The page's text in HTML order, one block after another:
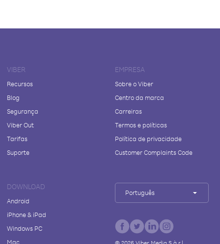
VIBER
Recursos
Blog
Segurança
Viber Out
Tarifas
Suporte
EMPRESA
Sobre o Viber
Centro da marca
Carreiras
Termos e políticas
Política de privacidade
Customer Complaints Code
DOWNLOAD
Android
iPhone & iPad
Windows PC
Mac
Português